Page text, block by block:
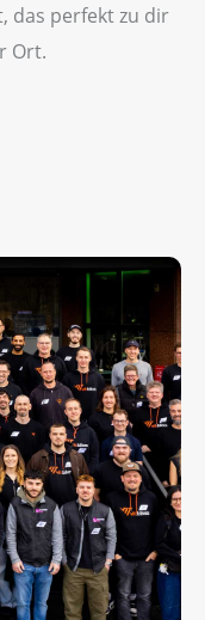
das perfekt zu dir
Ort.